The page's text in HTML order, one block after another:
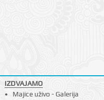
IZDVAJAMO
Majice uživo - Galerija